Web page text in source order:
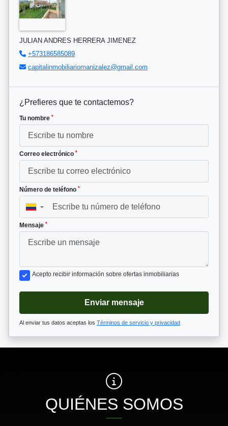
JULIAN ANDRES HERRERA JIMENEZ
+573186585089
capitalinmobiliariomanizalez@gmail.com
¿Prefieres que te contactemos?
Tu nombre *
Correo electrónico *
Número de teléfono *
▼
Mensaje *
Acepto recibir información sobre ofertas inmobiliarias
Enviar mensaje
Al enviar tus datos aceptas los Términos de servicio y privacidad
QUIÉNES SOMOS